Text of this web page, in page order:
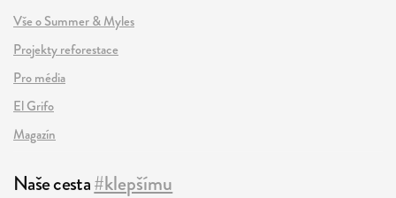
Vše o Summer & Myles
Projekty reforestace
Pro média
El Grifo
Magazín
Naše cesta#klepšímu